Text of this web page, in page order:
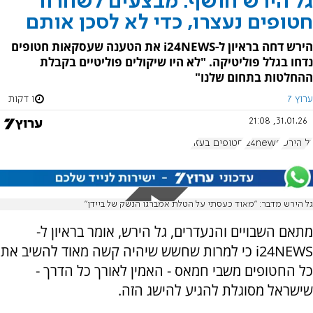
חטופים נעצרו, כדי לא לסכן אותם
הירש דחה בראיון ל-i24NEWS את הטענה שעסקאות חטופים
נדחו בגלל פוליטיקה. "לא היו שיקולים פוליטיים בקבלת
ההחלטות בתחום שלנו"
ערוץ 7 1 דקות
31.01.26, 21:08
גל הירש i24news חטופים בעזה
גל הירש מדבר: "מאוד כעסתי על הטלת אמברגו הנשק של ביידן"
מתאם השבויים והנעדרים, גל הירש, אומר בראיון ל-
i24NEWS כי למרות שחשש שיהיה קשה מאוד להשיב את
כל החטופים משבי חמאס - האמין לאורך כל הדרך -
שישראל מסוגלת להגיע להישג הזה.